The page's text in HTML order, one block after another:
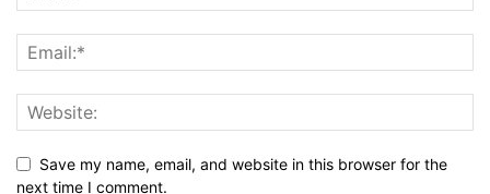
Save my name, email, and website in this browser for the
next time I comment.